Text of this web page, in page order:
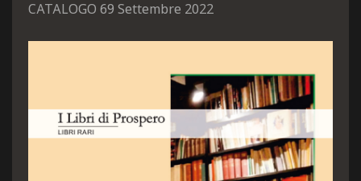
CATALOGO 69 Settembre 2022